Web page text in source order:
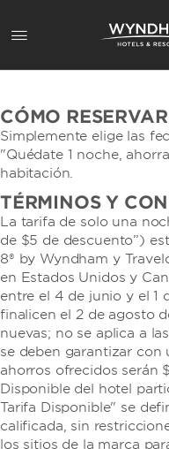
CÓMO
Simplemente elige las
"Quédate 1 noche,
habitación.
TÉRMINOS Y
La tarifa de solo una
de $5 de descuento”)
8® by Wyndham y
en Estados Unidos y
entre el 4 de junio y el 1
finalicen el 2 de agosto
nuevas; no se aplica a
se deben garantizar con
ahorros ofrecidos serán
Disponible del hotel
Tarifa Disponible" se
calificada, sin
los sitios de la marca